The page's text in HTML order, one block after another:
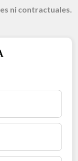
ni contractuales.